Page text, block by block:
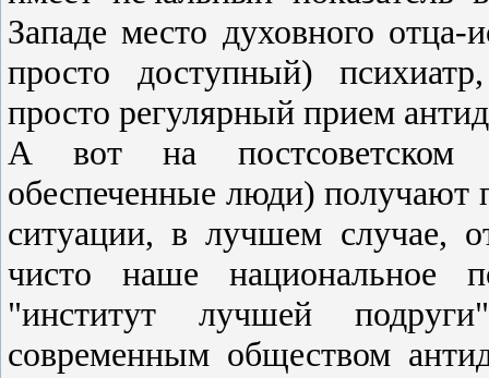
Западе место духовного
просто доступный)
просто регулярный прием
А вот на постсоветском
обеспеченные люди) получают
ситуации, в лучшем случае,
чисто наше национальное
"институт лучшей
современным обществом